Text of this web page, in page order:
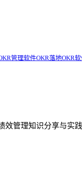
管理软件OKR落地OKR
效管理知识分享与